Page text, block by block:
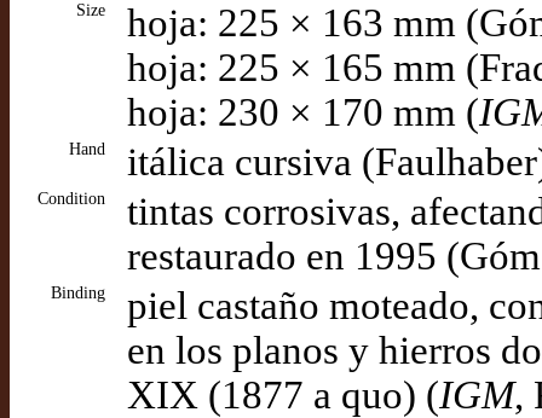
Size
hoja: 225 × 163 mm
hoja: 225 × 165 mm
hoja: 230 × 170 mm (
Hand itálica cursiva
Condition
tintas corrosivas,
restaurado en 1995
Binding
piel castaño moteado,
en los planos y hierros
XIX (1877 a quo) (IGM,